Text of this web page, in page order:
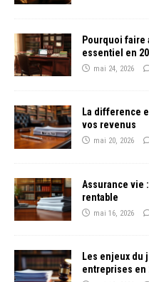
Pourquoi faire
essentiel en
mai 24, 2026
La difference
vos revenus
mai 20, 2026
Assurance vie
rentable
mai 16, 2026
Les enjeux du
entreprises en